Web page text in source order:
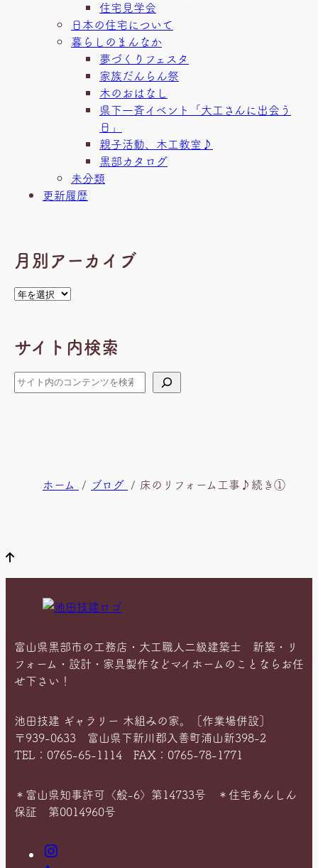
住宅見学会
日本の住宅について
暮らしのまんなか
夢づくりフェスタ
家族だんらん祭
木のおはなし
県下一斉イベント「大工さんに出会う
日」
親子活動、木工教室♪
黒部カタログ
未分類
更新履歴
月別アーカイブ
ア
イ
ブ
サイト内検索
検
索
ホーム ブログ 床のリフォーム工事♪続き①
富山県黒部市の工務店・大工職人二級建築士 新築・リ
フォーム・設計・家具製作などマイホームのことならお任
せ下さい！
池田技建 ギャラリー 木組みの家。［作業場併設］
〒939-0633 富山県下新川郡入善町浦山新398-2
TEL：0765-65-1114 FAX：0765-78-1771
＊富山県知事許可〈般-6〉第14733号 ＊住宅あんしん
保証 第0014960号